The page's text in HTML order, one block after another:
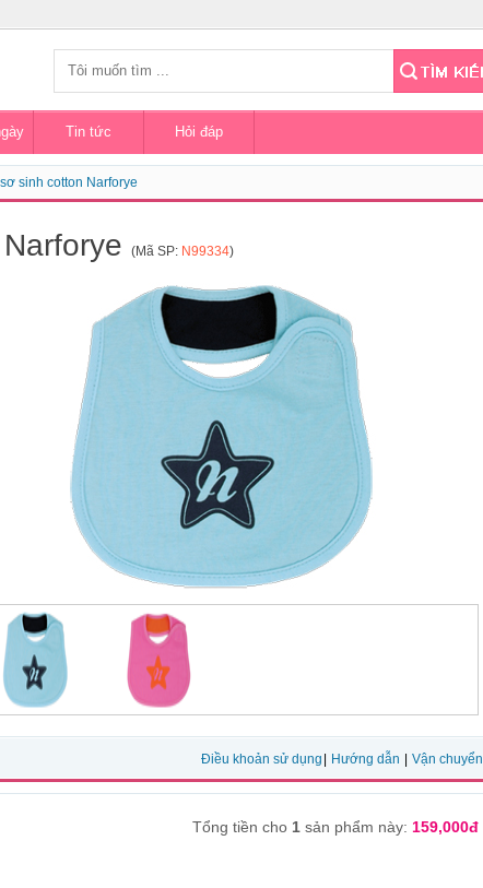
Tin tức Hỏi đáp
sinh cotton Narforye
(Mã SP: N99334)
Điều khoản sử dụng Hướng dẫn Vận chuyển
Tổng tiền cho 1 sản phẩm này: 159,000đ